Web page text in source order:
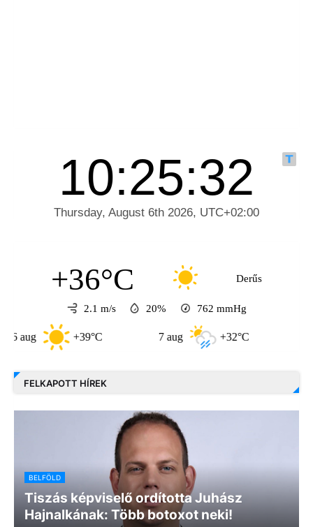
+36°C Derűs
2.1 m/s 20% 762 mmHg
+39°C +32°C
FELKAPOTT HÍREK
BELFÖLD
Tiszás képviselő ordította Juhász
Hajnalkának: Több botoxot neki!